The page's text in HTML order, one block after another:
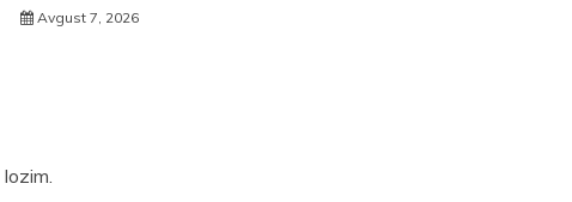
Avgust 7, 2026
lozim.